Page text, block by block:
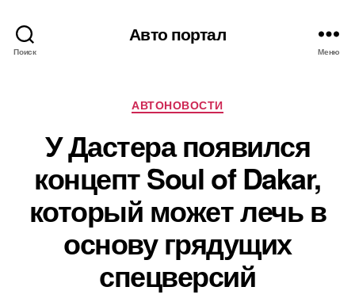
Поиск
Авто портал
Меню
Рубрики
АВТОНОВОСТИ
У Дастера появился
концепт Soul of Dakar,
который может лечь в
основу грядущих
спецверсий